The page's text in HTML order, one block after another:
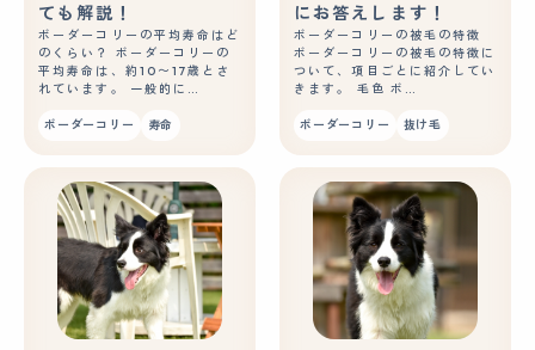
ても解説！
ボーダーコリーの平均寿命はど
のくらい？ ボーダーコリーの
平均寿命は、約10〜17歳とさ
れています。 一般的に…
ボーダーコリー 寿命
にお答えします！
ボーダーコリーの被毛の特徴
ボーダーコリーの被毛の特徴に
ついて、項目ごとに紹介してい
きます。 毛色 ボ…
ボーダーコリー 抜け毛